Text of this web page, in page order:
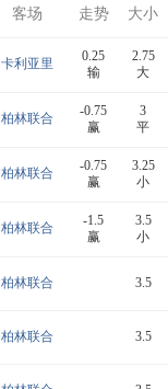
客场 走势 大小
卡利亚里
0.25
输
2.75
大
柏林联合
-0.75
赢
3
平
柏林联合
-0.75
赢
3.25
小
柏林联合
-1.5
赢
3.5
小
柏林联合 3.5
柏林联合 3.5